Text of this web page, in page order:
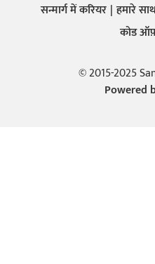
सन्मार्ग में करियर हमारे
कोड
© 2015-2025
Powered